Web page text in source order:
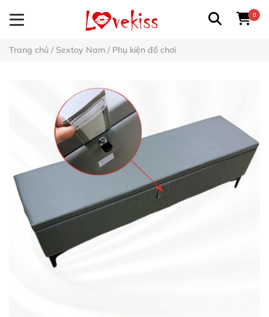
0
Trang chủ / Sextoy Nam / Phụ kiện đồ chơi